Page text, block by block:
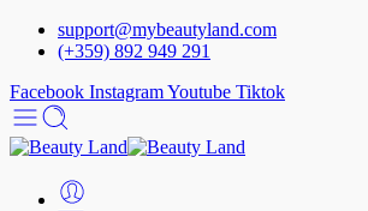
support@mybeautyland.com
(+359) 892 949 291
Facebook InstagramYoutube Tiktok